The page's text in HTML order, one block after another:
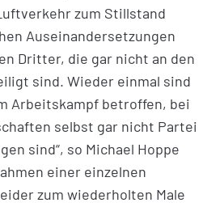
zum Stillstand
Auseinandersetzungen
Dritter, die gar nicht an den
sind. Wieder einmal sind
Arbeitskampf betroffen, bei
selbst gar nicht Partei
sind“, so Michael Hoppe
einer einzelnen
zum wiederholten Male